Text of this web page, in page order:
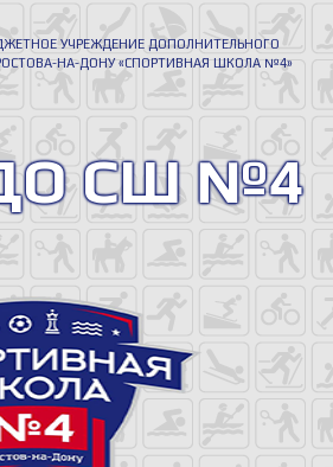
УЧРЕЖДЕНИЕ ДОПОЛНИТЕЛЬНОГО
НА-ДОНУ «СПОРТИВНАЯ ШКОЛА №4»
СШ №4